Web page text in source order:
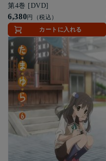
第4巻 [DVD]
6,380円（税込）
カートに入れる